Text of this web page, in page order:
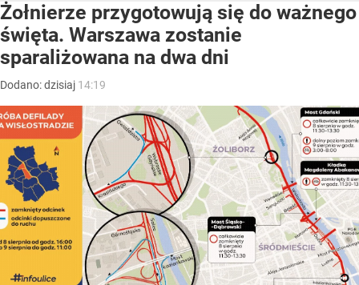
Żołnierze przygotowują się do ważnego
święta. Warszawa zostanie
sparaliżowana na dwa dni
Dodano:dzisiaj 14:19